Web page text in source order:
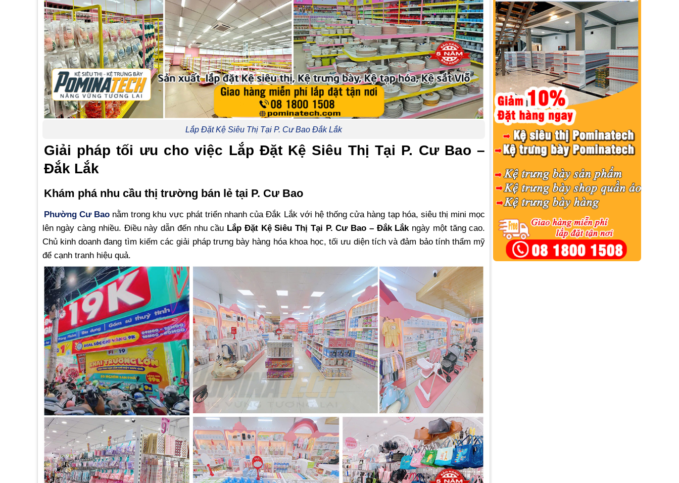
Lắp Đặt Kệ Siêu Thị Tại P. Cư Bao Đắk Lắk
Giải pháp tối ưu cho việc Lắp Đặt Kệ Siêu Thị Tại P. Cư Bao –
Đắk Lắk
Khám phá nhu cầu thị trường bán lẻ tại P. Cư Bao
Phường Cư Bao nằm trong khu vực phát triển nhanh của Đắk Lắk với hệ thống cửa hàng tạp hóa, siêu thị mini mọc
lên ngày càng nhiều. Điều này dẫn đến nhu cầu Lắp Đặt Kệ Siêu Thị Tại P. Cư Bao – Đắk Lắk ngày một tăng cao.
Chủ kinh doanh đang tìm kiếm các giải pháp trưng bày hàng hóa khoa học, tối ưu diện tích và đảm bảo tính thẩm mỹ
để cạnh tranh hiệu quả.